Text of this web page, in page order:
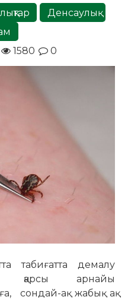
Денсаулық
1580 0
табиғатта демалу
қарсы арнайы
сондай-ақ жабық ақ